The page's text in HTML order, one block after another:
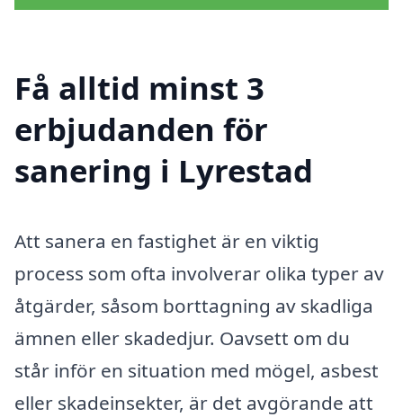
Få alltid minst 3
erbjudanden för
sanering i Lyrestad
Att sanera en fastighet är en viktig
process som ofta involverar olika typer av
åtgärder, såsom borttagning av skadliga
ämnen eller skadedjur. Oavsett om du
står inför en situation med mögel, asbest
eller skadeinsekter, är det avgörande att